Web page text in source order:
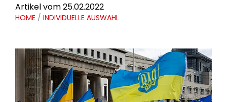
Artikel vom 25.02.2022
HOME / INDIVIDUELLE AUSWAHL